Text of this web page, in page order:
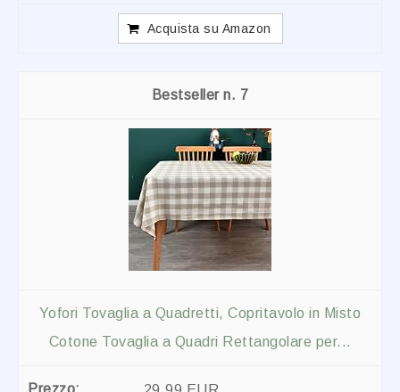
Acquista su Amazon
7
Yofori Tovaglia a Quadretti, Copritavolo in Misto
Cotone Tovaglia a Quadri Rettangolare per...